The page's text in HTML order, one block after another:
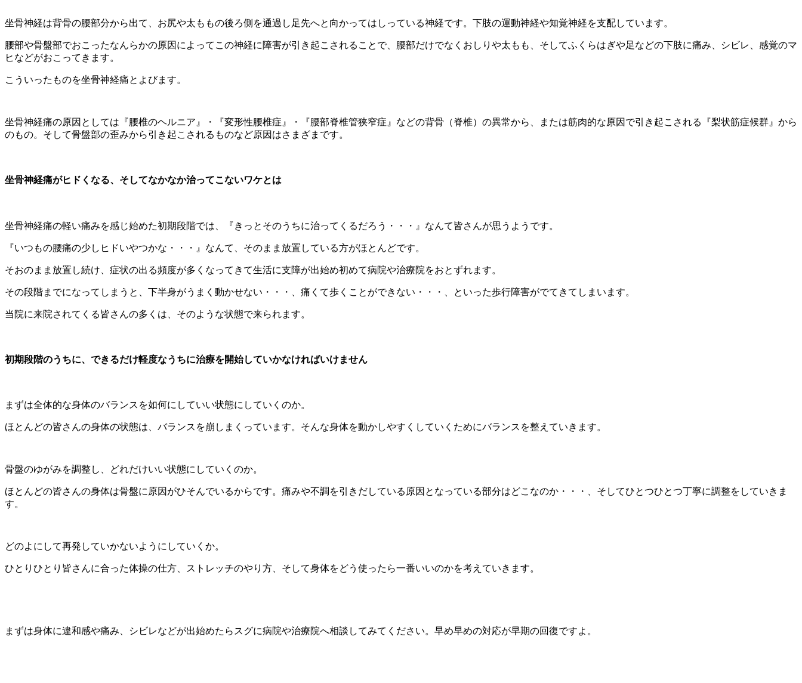
坐骨神経は背骨の腰部分から出て、お尻や太ももの後ろ側を通過し足先へと向かってはしっている神経です。下肢の運動神経や知覚神経を支配しています。
腰部や骨盤部でおこったなんらかの原因によってこの神経に障害が引き起こされることで、腰部だけでなくおしりや太もも、そしてふくらはぎや足などの下肢に痛み、シビレ、感覚のマ
ヒなどがおこってきます。
こういったものを坐骨神経痛とよびます。
坐骨神経痛の原因としては『腰椎のヘルニア』・『変形性腰椎症』・『腰部脊椎管狭窄症』などの背骨（脊椎）の異常から、または筋肉的な原因で引き起こされる『梨状筋症候群』から
のもの。そして骨盤部の歪みから引き起こされるものなど原因はさまざまです。
坐骨神経痛がヒドくなる、そしてなかなか治ってこないワケとは
坐骨神経痛の軽い痛みを感じ始めた初期段階では、『きっとそのうちに治ってくるだろう・・・』なんて皆さんが思うようです。
『いつもの腰痛の少しヒドいやつかな・・・』なんて、そのまま放置している方がほとんどです。
そおのまま放置し続け、症状の出る頻度が多くなってきて生活に支障が出始め初めて病院や治療院をおとずれます。
その段階までになってしまうと、下半身がうまく動かせない・・・、痛くて歩くことができない・・・、といった歩行障害がでてきてしまいます。
当院に来院されてくる皆さんの多くは、そのような状態で来られます。
初期段階のうちに、できるだけ軽度なうちに治療を開始していかなければいけません
まずは全体的な身体のバランスを如何にしていい状態にしていくのか。
ほとんどの皆さんの身体の状態は、バランスを崩しまくっています。そんな身体を動かしやすくしていくためにバランスを整えていきます。
骨盤のゆがみを調整し、どれだけいい状態にしていくのか。
ほとんどの皆さんの身体は骨盤に原因がひそんでいるからです。痛みや不調を引きだしている原因となっている部分はどこなのか・・・、そしてひとつひとつ丁寧に調整をしていきま
す。
どのよにして再発していかないようにしていくか。
ひとりひとり皆さんに合った体操の仕方、ストレッチのやり方、そして身体をどう使ったら一番いいのかを考えていきます。
まずは身体に違和感や痛み、シビレなどが出始めたらスグに病院や治療院へ相談してみてください。早め早めの対応が早期の回復ですよ。